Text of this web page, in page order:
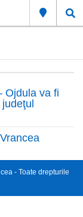
Ojdula va fi
- Toate drepturile